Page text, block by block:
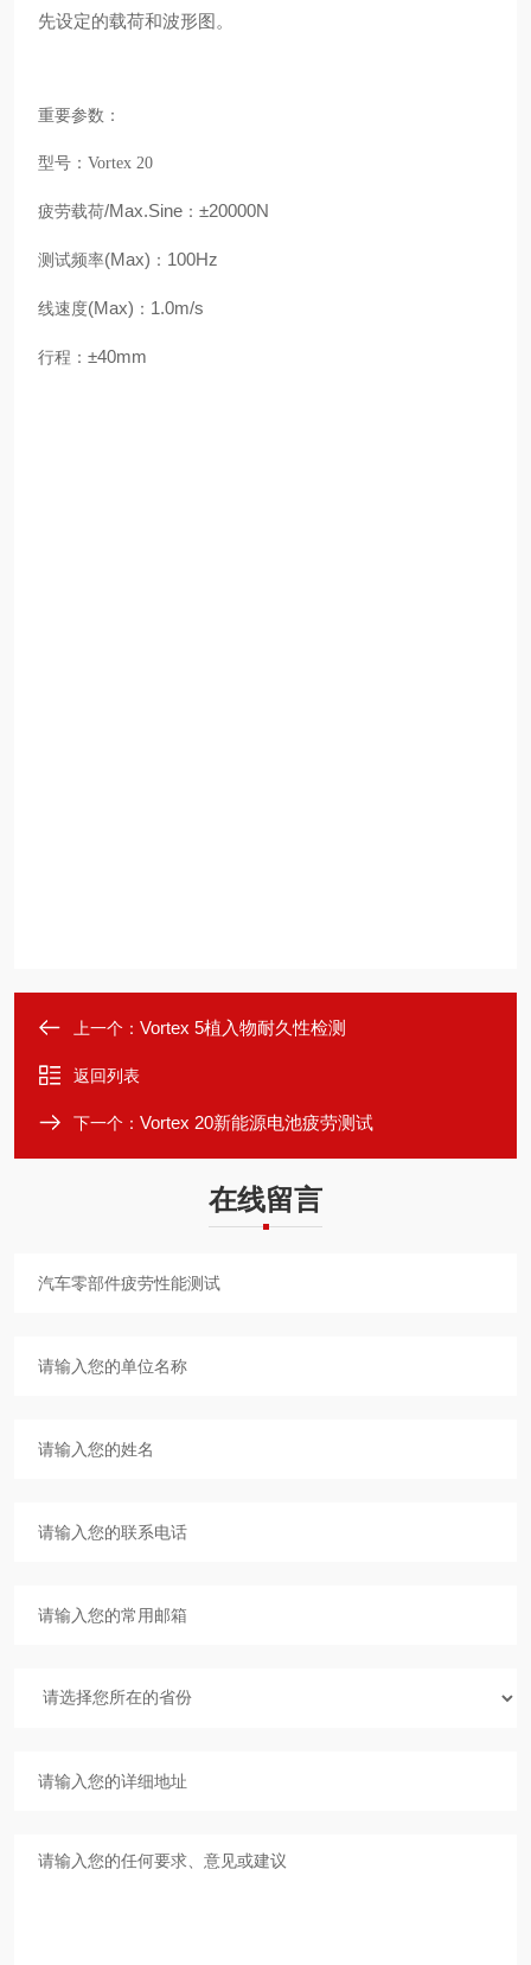
先设定的载荷和波形图。
重要参数：
型号：Vortex 20
疲劳载荷/Max.Sine ： ±20000N
测试频率(Max) ： 100Hz
线速度(Max) ： 1.0m/s
行程： ±40mm
上一个： Vortex 5植入物耐久性检测
返回列表
下一个： Vortex 20新能源电池疲劳测试
在线留言